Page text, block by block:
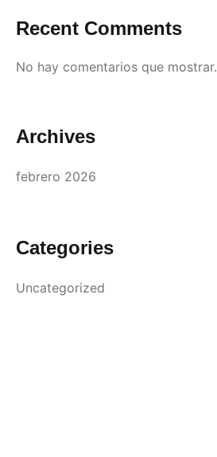
Recent Comments
No hay comentarios que mostrar.
Archives
febrero 2026
Categories
Uncategorized